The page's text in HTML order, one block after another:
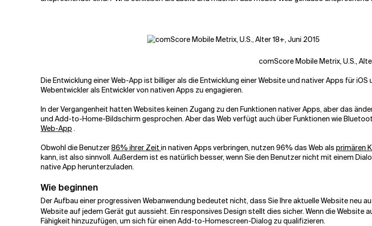
comScore Mobile Metrix, U.S.,
Die Entwicklung einer Web-App ist billiger als die Entwicklung einer Website und nativer Apps für
Webentwickler als Entwickler von nativen Apps zu engagieren.
In der Vergangenheit hatten Websites keinen Zugang zu den Funktionen nativer Apps, aber das
und Add-to-Home-Bildschirm gesprochen. Aber das Web verfügt auch über Funktionen wie
Web-App .
Obwohl die Benutzer86% ihrer Zeit in nativen Apps verbringen, nutzen 96% das Web als primären
kann, ist also sinnvoll. Außerdem ist es natürlich besser, wenn Sie den Benutzer nicht mit einem
native App herunterzuladen.
Wie beginnen
Der Aufbau einer progressiven Webanwendung bedeutet nicht, dass Sie Ihre aktuelle Website
Website auf jedem Gerät gut aussieht. Ein responsives Design stellt dies sicher. Wenn die
Fähigkeit hinzuzufügen, um sich für einen Add-to-Homescreen-Dialog zu qualifizieren.